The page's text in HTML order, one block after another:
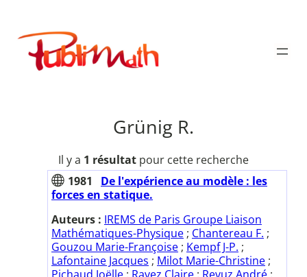
contenu
Publimath
Grünig R.
Il y a 1 résultat pour cette recherche
1981
De l'expérience au modèle : les
forces en statique.
Auteurs : IREMS de Paris Groupe Liaison
Mathématiques-Physique ; Chantereau F. ;
Gouzou Marie-Françoise ; Kempf J-P. ;
Lafontaine Jacques ; Milot Marie-Christine ;